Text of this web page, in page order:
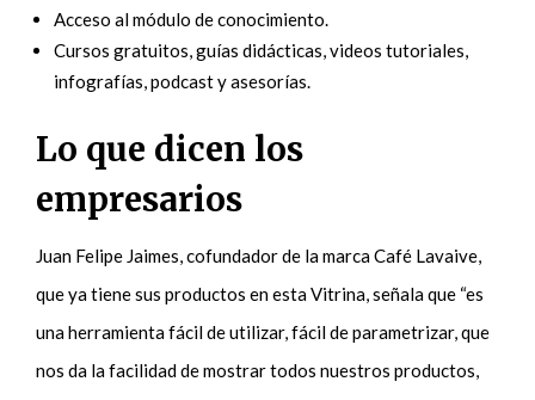
Acceso al módulo de conocimiento.
Cursos gratuitos, guías didácticas, videos tutoriales,
infografías, podcast y asesorías.
Lo que dicen los
empresarios
Juan Felipe Jaimes, cofundador de la marca Café Lavaive,
que ya tiene sus productos en esta Vitrina, señala que “es
una herramienta fácil de utilizar, fácil de parametrizar, que
nos da la facilidad de mostrar todos nuestros productos,